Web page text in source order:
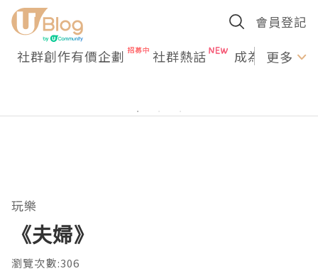
會員登記
社群創作有價企劃 社群熱話 成為U更多
玩樂
《夫婦》
瀏覽次數:306